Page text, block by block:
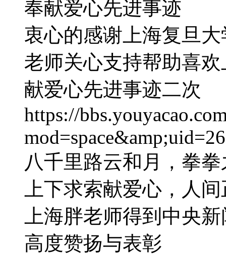
奉献爱心先进事迹
衷心的感谢上海复旦
老师关心支持帮助喜
献爱心先进事迹二次
https://
八千里路云和月，拳
上下求索献爱心，人
上海胖老师得到中央
高度赞扬与表彰